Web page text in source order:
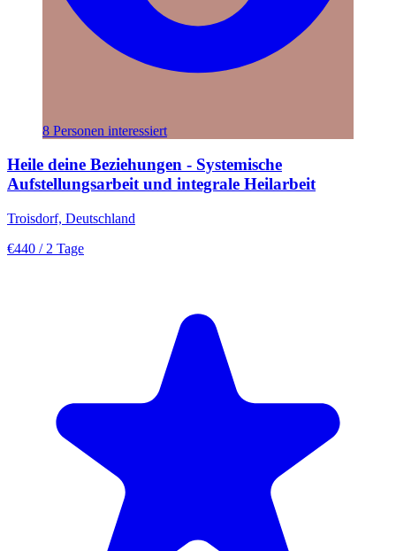
8 Personen interessiert
Heile deine Beziehungen - Systemische
Aufstellungsarbeit und integrale Heilarbeit
Troisdorf, Deutschland
€440 / 2 Tage